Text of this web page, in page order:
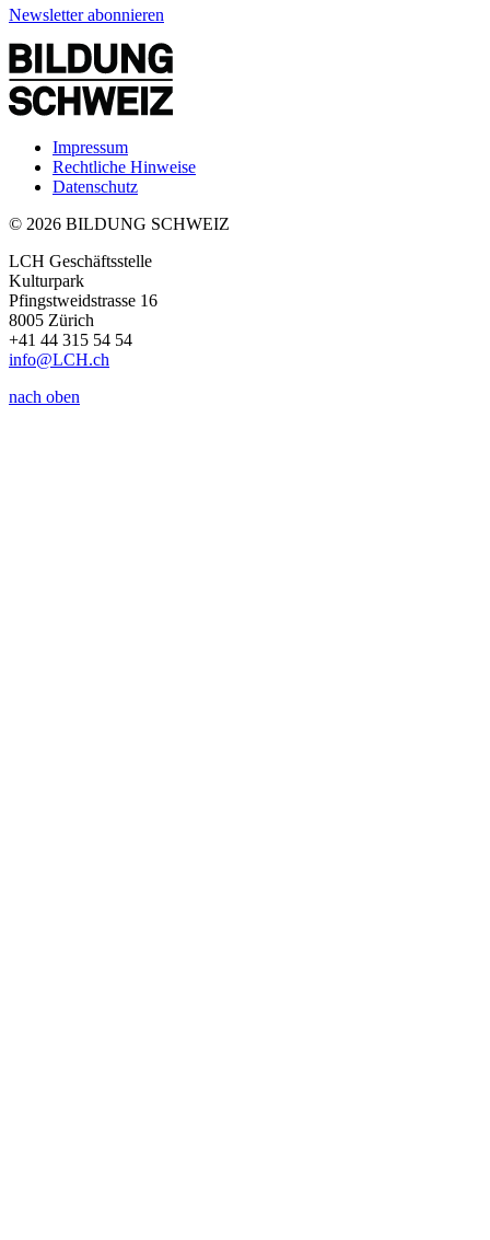
Newsletter abonnieren
Impressum
Rechtliche Hinweise
Datenschutz
© 2026 BILDUNG SCHWEIZ
LCH Geschäftsstelle
Kulturpark
Pfingstweidstrasse 16
8005 Zürich
+41 44 315 54 54
info@LCH.ch
nach oben